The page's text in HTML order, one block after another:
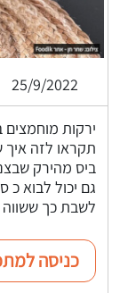
25/9/2022
ירקות מוחמצים
תקראו לזה איך
ביס מהירק
גם יכול לבוא
לשבת כך
כניסה